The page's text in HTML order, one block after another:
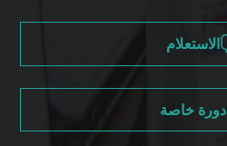
الاستعلام
دورة خاصة